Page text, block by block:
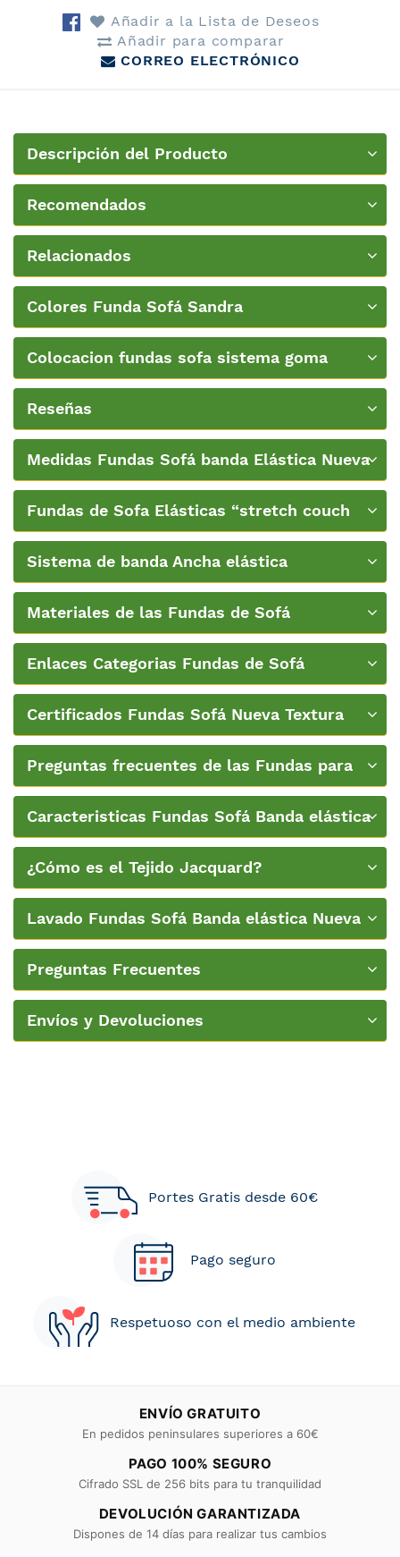
Añadir a la Lista de Deseos
Añadir para comparar
CORREO ELECTRÓNICO
Descripción del Producto
Recomendados
Relacionados
Colores Funda Sofá Sandra
Colocacion fundas sofa sistema goma
Reseñas
Medidas Fundas Sofá banda Elástica Nueva
Fundas de Sofa Elásticas “stretch couch
Sistema de banda Ancha elástica
Materiales de las Fundas de Sofá
Enlaces Categorias Fundas de Sofá
Certificados Fundas Sofá Nueva Textura
Preguntas frecuentes de las Fundas para
Caracteristicas Fundas Sofá Banda elástica
¿Cómo es el Tejido Jacquard?
Lavado Fundas Sofá Banda elástica Nueva
Preguntas Frecuentes
Envíos y Devoluciones
Portes Gratis desde 60€
Pago seguro
Respetuoso con el medio ambiente
ENVÍO GRATUITO
En pedidos peninsulares superiores a 60€
PAGO 100% SEGURO
Cifrado SSL de 256 bits para tu tranquilidad
DEVOLUCIÓN GARANTIZADA
Dispones de 14 días para realizar tus cambios